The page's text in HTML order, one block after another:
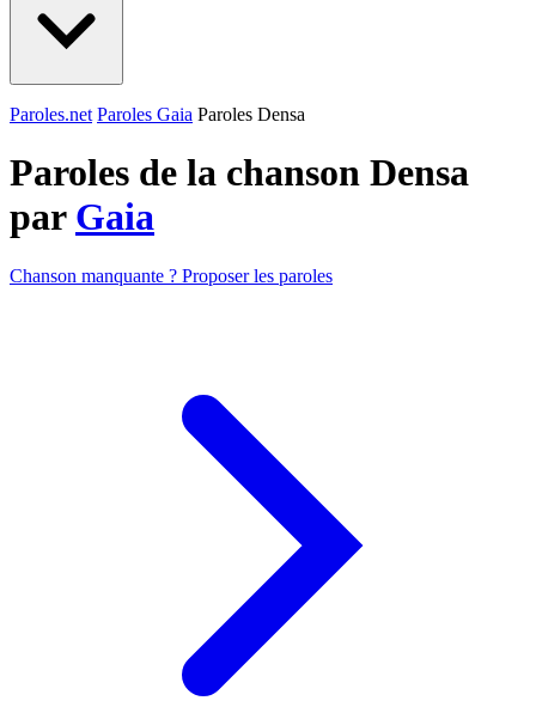
Paroles.net Paroles Gaia Paroles Densa
Paroles de la chanson Densa
par Gaia
Chanson manquante ? Proposer les paroles